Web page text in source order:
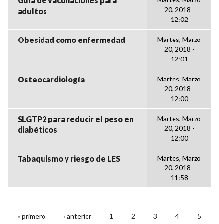
adultos
20, 2018 -
12:02
Obesidad como enfermedad
Martes, Marzo
20, 2018 -
12:01
Osteocardiología
Martes, Marzo
20, 2018 -
12:00
SLGTP2 para reducir el peso en
diabéticos
Martes, Marzo
20, 2018 -
12:00
Tabaquismo y riesgo de LES
Martes, Marzo
20, 2018 -
11:58
« primero ‹ anterior 1 2 3 4 5